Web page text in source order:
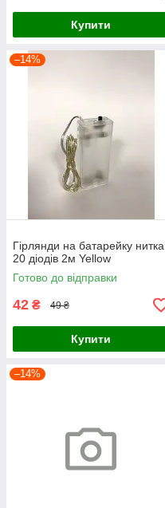
Купити
–14%
Гірлянди на батарейку нитка
20 діодів 2м Yellow
Готово до відправки
42 ₴ 49 ₴
Купити
–14%